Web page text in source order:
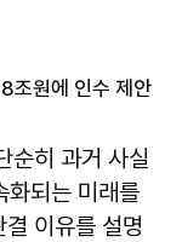
조원에 인수 제안
순히 과거 사실
화되는 미래를
이유를 설명